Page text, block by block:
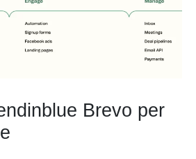
Brevo per